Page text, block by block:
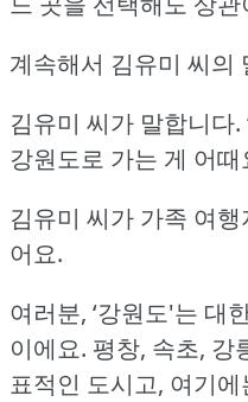
계속해서 김유미 씨의
김유미 씨가 말합니다.
강원도로 가는 게 어때
김유미 씨가 가족 여
어요.
여러분, ‘강원도'는 대
이에요. 평창, 속초, 강
표적인 도시고, 여기